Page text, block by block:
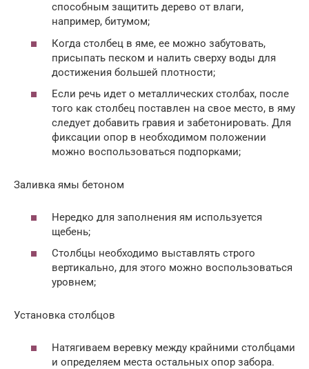
способным защитить дерево от влаги,
например, битумом;
Когда столбец в яме, ее можно забутовать,
присыпать песком и налить сверху воды для
достижения большей плотности;
Если речь идет о металлических столбах, после
того как столбец поставлен на свое место, в яму
следует добавить гравия и забетонировать. Для
фиксации опор в необходимом положении
можно воспользоваться подпорками;
Заливка ямы бетоном
Нередко для заполнения ям используется
щебень;
Столбцы необходимо выставлять строго
вертикально, для этого можно воспользоваться
уровнем;
Установка столбцов
Натягиваем веревку между крайними столбцами
и определяем места остальных опор забора.